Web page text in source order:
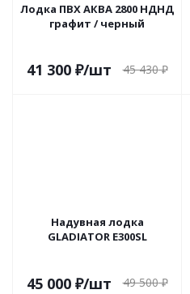
Лодка ПВХ АКВА 2800 НДНД
графит / черный
41 300₽/шт 45 430₽
Надувная лодка
GLADIATOR E300SL
45 000₽/шт 49 500₽